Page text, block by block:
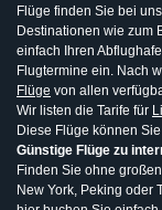
Flüge finden Sie bei
Destinationen wie zum
einfach Ihren
Flugtermine ein. Nach
Flüge von allen
Wir listen die Tarife für
Diese Flüge können
Günstige Flüge zu
Finden Sie ohne
New York, Peking oder